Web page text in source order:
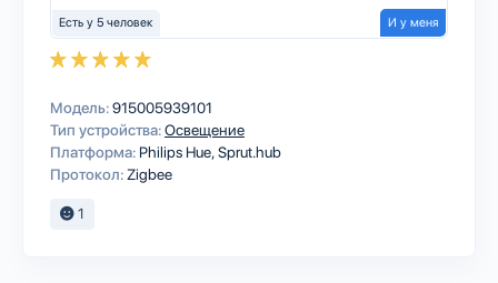
Есть у 5 человек И у меня
Модель:915005939101
Тип устройства:Освещение
Платформа: Philips HueSprut.hub
Протокол: Zigbee
1